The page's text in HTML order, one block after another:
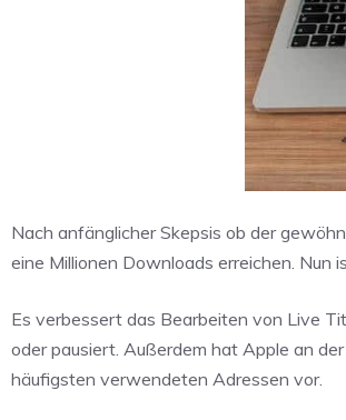
Nach anfänglicher Skepsis ob der
eine Millionen Downloads erreichen. Nun
Es verbessert das Bearbeiten von Live
oder pausiert. Außerdem hat Apple an
häufigsten verwendeten Adressen vor.